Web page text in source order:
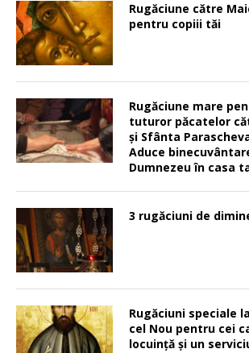
Rugăciune către
pentru copiii tăi
Rugăciune mare
tuturor păcatelor
şi Sfânta
Aduce
Dumnezeu în casa
3 rugăciuni de
Rugăciuni speciale
cel Nou pentru cei
locuinţă şi un